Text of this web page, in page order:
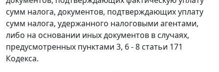
сумм налога, документов, подтверждающих уплату
сумм налога, удержанного налоговыми агентами,
либо на основании иных документов в случаях,
предусмотренных пунктами 3, 6 - 8 статьи 171
Кодекса.